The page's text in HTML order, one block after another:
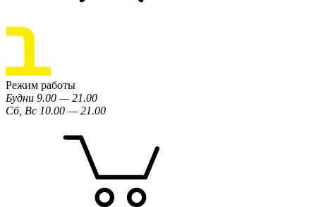
Режим работы
Будни 9.00 — 21.00
Сб, Вс 10.00 — 21.00